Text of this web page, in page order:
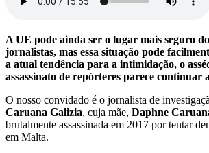
A UE pode ainda ser o lugar mais seguro
jornalistas, mas essa situação pode
a atual tendência para a intimidação, o
assassinato de repórteres parece continuar
O nosso convidado é o jornalista de
Caruana Galizia, cuja mãe, Daphne
brutalmente assassinada em 2017 por tentar
em Malta.